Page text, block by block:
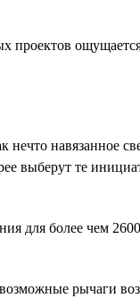
нечто навязанное
выберут те
для более чем
рычаги